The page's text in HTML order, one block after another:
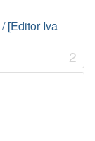
[Editor Iva
2